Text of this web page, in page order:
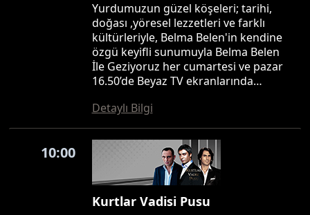
Yurdumuzun güzel köşeleri; tarihi,
doğası ,yöresel lezzetleri ve farklı
kültürleriyle, Belma Belen'in kendine
özgü keyifli sunumuyla Belma Belen
İle Geziyoruz her cumartesi ve pazar
16.50’de Beyaz TV ekranlarında…
Detaylı Bilgi
10:00
Kurtlar Vadisi Pusu